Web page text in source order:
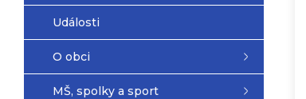
Události
O obci
MŠ, spolky a sport